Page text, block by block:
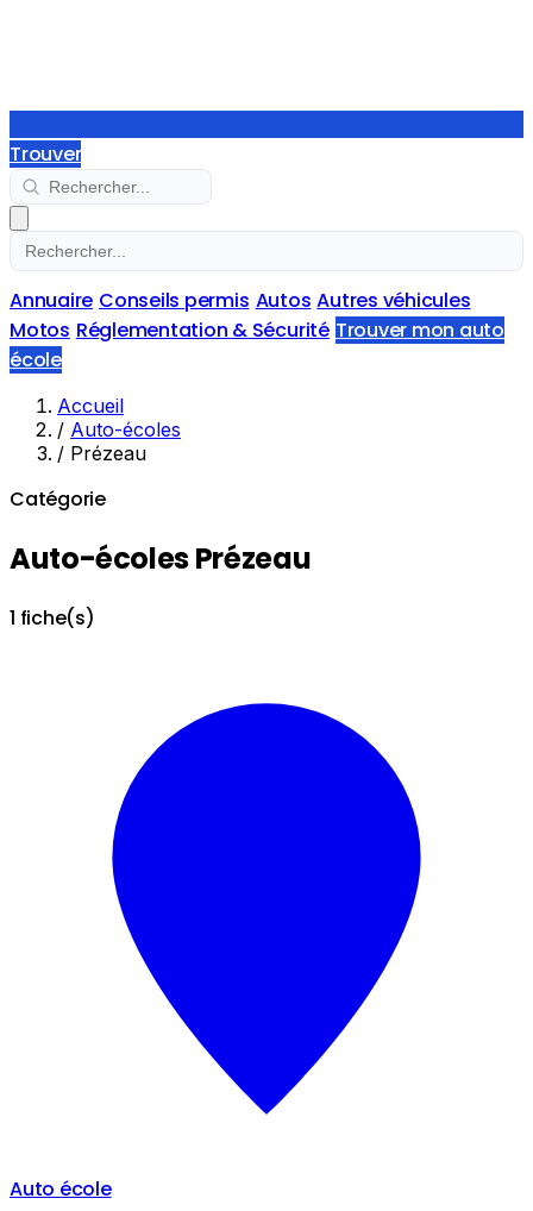
Trouver
Annuaire Conseils permis Autos Autres véhicules
Motos Réglementation & Sécurité Trouver mon auto
école
Accueil
/ Auto-écoles
/ Prézeau
Catégorie
Auto-écoles Prézeau
1 fiche(s)
Auto école